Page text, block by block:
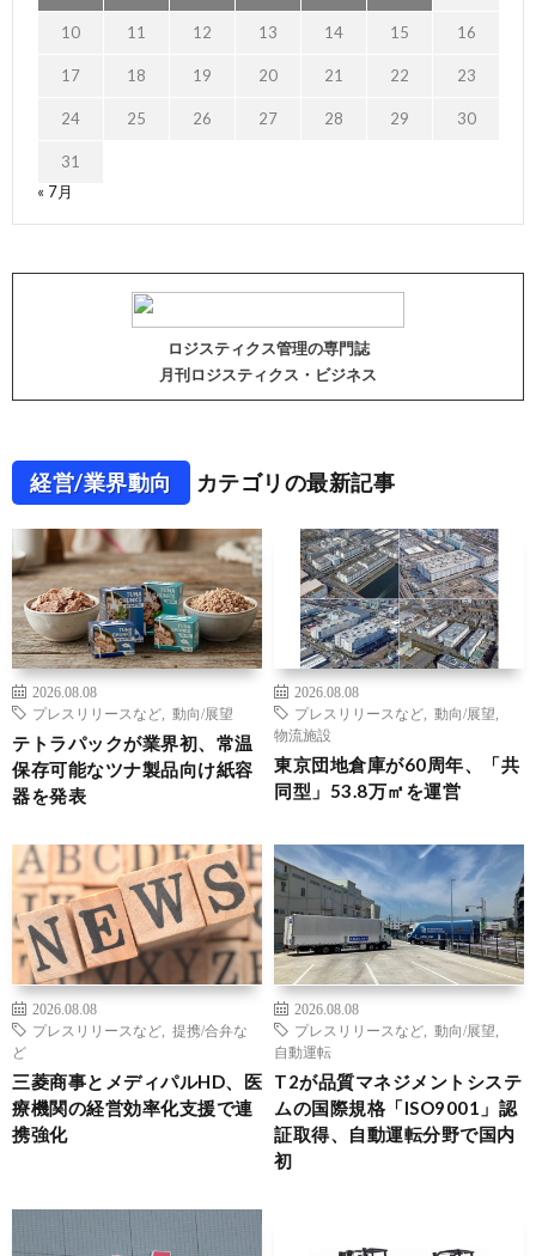
10 11 12 13 14 15 16
17 18 19 20 21 22 23
24 25 26 27 28 29 30
31
« 7月
ロジスティクス管理の専門誌
月刊ロジスティクス・ビジネス
経営/業界動向 カテゴリの最新記事
2026.08.08
プレスリリースなど
動向/展望
テトラパックが業界初、常温
保存可能なツナ製品向け紙容
器を発表
2026.08.08
プレスリリースなど
動向/展望
物流施設
東京団地倉庫が60周年、「共
同型」53.8万㎡を運営
2026.08.08
プレスリリースなど
提携/合弁な
ど
三菱商事とメディパルHD、医
療機関の経営効率化支援で連
携強化
2026.08.08
プレスリリースなど
動向/展望
自動運転
T2が品質マネジメントシステ
ムの国際規格「ISO9001」認
証取得、自動運転分野で国内
初